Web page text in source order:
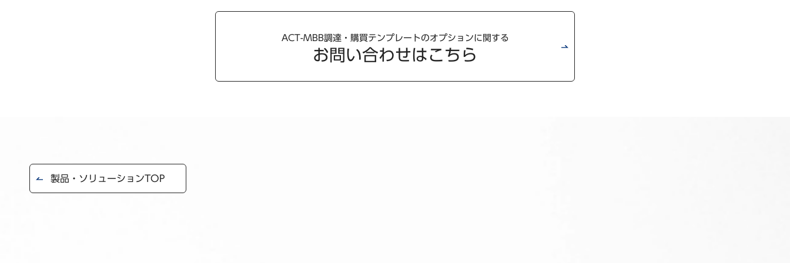
ACT-MBB調達・購買テンプレートのオプションに関する
お問い合わせはこちら
製品・ソリューションTOP